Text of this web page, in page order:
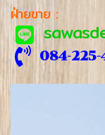
ฝ่ายขาย :
084-225-